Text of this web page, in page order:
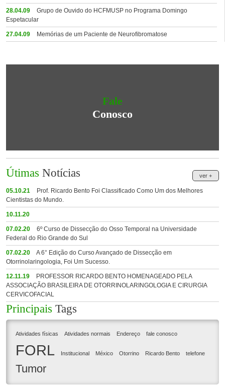
28.04.09
Grupo de Ouvido do HCFMUSP no Programa Domingo
Espetacular
27.04.09 Memórias de um Paciente de Neurofibromatose
Fale
Conosco
ver +
Útimas Notícias
05.10.21
Prof. Ricardo Bento Foi Classificado Como Um dos Melhores
Cientistas do Mundo.
10.11.20
07.02.20
6º Curso de Dissecção do Osso Temporal na Universidade
Federal do Rio Grande do Sul
07.02.20
A 6° Edição do Curso Avançado de Dissecção em
Otorrinolaringologia, Foi Um Sucesso.
12.11.19
PROFESSOR RICARDO BENTO HOMENAGEADO PELA
ASSOCIAÇÃO BRASILEIRA DE OTORRINOLARINGOLOGIA E CIRURGIA
CERVICOFACIAL
Principais Tags
Atividades físicas Atividades normais Endereço fale conosco
FORL Institucional México Otorrino Ricardo Bento telefone
Tumor